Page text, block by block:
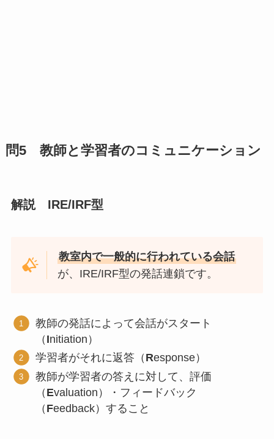
問5 教師と学習者のコミュニケーション
解説 IRE/IRF型
教室内で一般的に行われている会話
が、 IRE/IRF型の発話連鎖です。
教師の発話によって会話がスタート
（ Initiation）
学習者がそれに返答（ Response）
教師が学習者の答えに対して、評価
（ Evaluation）・フィードバック
（ Feedback）すること